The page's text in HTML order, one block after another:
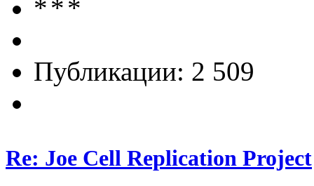
Публикации: 2 509
Re: Joe Cell Replication Project